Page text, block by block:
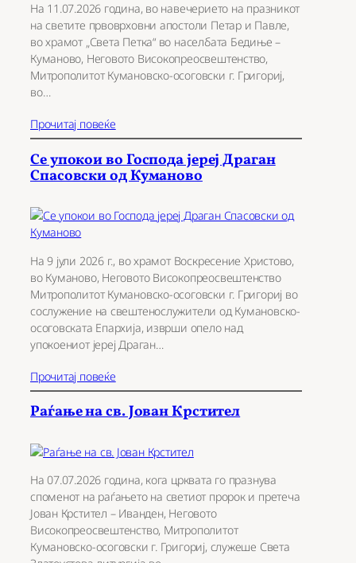
На 11.07.2026 година, во навечерието на празникот
на светите првоврховни апостоли Петар и Павле,
во храмот „Света Петка“ во населбата Бедиње –
Куманово, Неговото Високопреосвештенство,
Митрополитот Кумановско-осоговски г. Григориј,
во…
Прочитај повеќе
Се упокои во Господа јереј Драган
Спасовски од Куманово
На 9 јули 2026 г., во храмот Воскресение Христово,
во Куманово, Неговото Високопреосвештенство
Митрополитот Кумановско-осоговски г. Григориј во
сослужение на свештенослужители од Кумановско-
осоговската Епархија, изврши опело над
упокоениот јереј Драган…
Прочитај повеќе
Раѓање на св. Јован Крстител
На 07.07.2026 година, кога црквата го празнува
споменот на раѓањето на светиот пророк и претеча
Јован Крстител – Иванден, Неговото
Високопреосвештенство, Митрополитот
Кумановско-осоговски г. Григориј, служеше Света